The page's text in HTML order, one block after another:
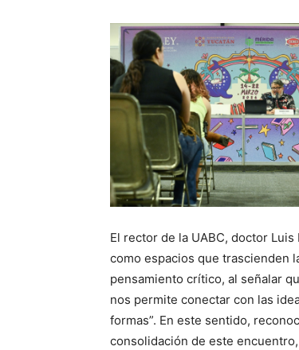
El rector de la UABC, doctor
como espacios que trascienden
pensamiento crítico, al señalar
nos permite conectar con las
formas”. En este sentido,
consolidación de este